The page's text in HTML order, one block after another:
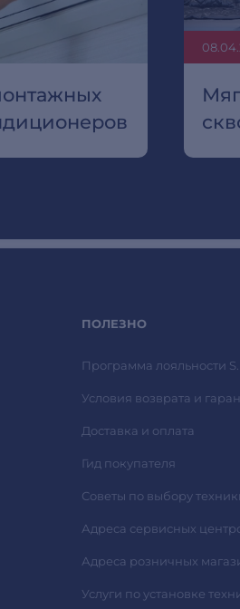
ПОЛЕЗНО
Программа лояльности
Условия возврата и
Доставка и оплата
Гид покупателя
Советы по выбору
Адреса сервисных
Адреса розничных
Услуги по установке